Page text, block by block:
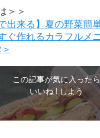
＞＞
出来る】夏の野菜簡
ぐ作れるカラフルメ
この記事が気に入ったら
いいね ! しよう